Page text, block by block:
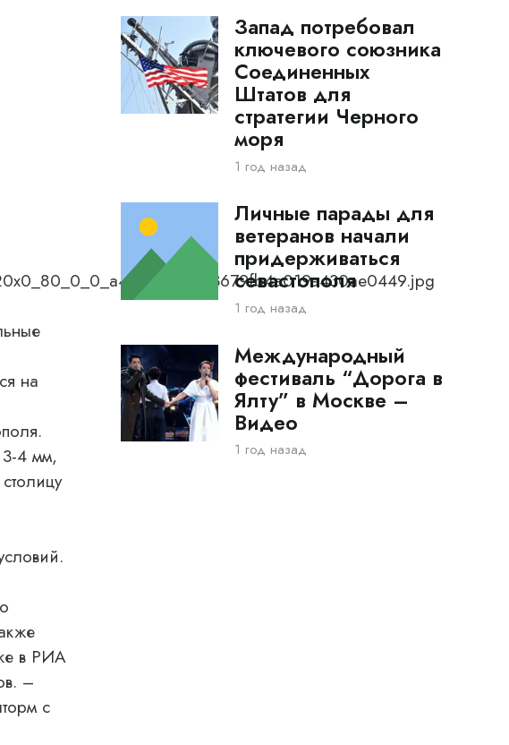
на
3-4 мм,
в РИА
–
с
Запад потребовал
ключевого союзника
Соединенных
Штатов для
стратегии Черного
моря
1 год назад
Личные парады для
ветеранов начали
придерживаться
севастополя
1 год назад
Международный
фестиваль “Дорога в
Ялту” в Москве –
Видео
1 год назад